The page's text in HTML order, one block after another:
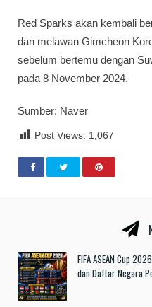
Red Sparks akan kembali
dan melawan Gimcheon
sebelum bertemu dengan
pada 8 November 2024.
Sumber: Naver
Post Views: 1,067
FIFA ASEAN Cup
dan Daftar Negara